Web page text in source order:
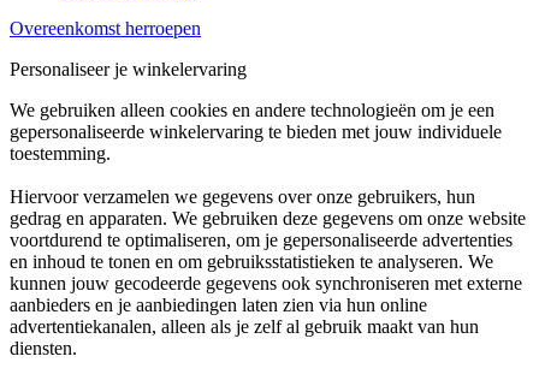
Overeenkomst herroepen
Personaliseer je winkelervaring
We gebruiken alleen cookies en andere technologieën om je een
gepersonaliseerde winkelervaring te bieden met jouw individuele
toestemming.
Hiervoor verzamelen we gegevens over onze gebruikers, hun
gedrag en apparaten. We gebruiken deze gegevens om onze website
voortdurend te optimaliseren, om je gepersonaliseerde advertenties
en inhoud te tonen en om gebruiksstatistieken te analyseren. We
kunnen jouw gecodeerde gegevens ook synchroniseren met externe
aanbieders en je aanbiedingen laten zien via hun online
advertentiekanalen, alleen als je zelf al gebruik maakt van hun
diensten.